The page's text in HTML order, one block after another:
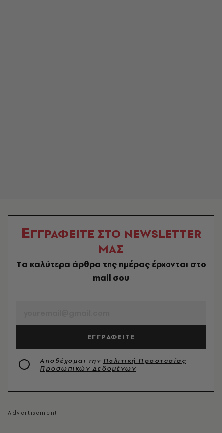
ΕΓΓΡΑΦΕΙΤΕ ΣΤΟ NEWSLETTER
ΜΑΣ
Tα καλύτερα άρθρα της ημέρας έρχονται στο
mail σου
ΕΓΓΡΑΦΕΙΤΕ
Αποδέχομαι την Πολιτική Προστασίας
Προσωπικών Δεδομένων